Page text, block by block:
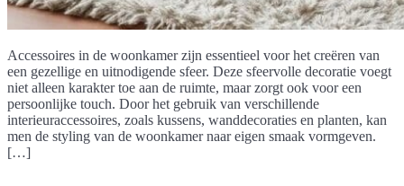
Accessoires in de woonkamer zijn essentieel voor het creëren van
een gezellige en uitnodigende sfeer. Deze sfeervolle decoratie voegt
niet alleen karakter toe aan de ruimte, maar zorgt ook voor een
persoonlijke touch. Door het gebruik van verschillende
interieuraccessoires, zoals kussens, wanddecoraties en planten, kan
men de styling van de woonkamer naar eigen smaak vormgeven.
[…]